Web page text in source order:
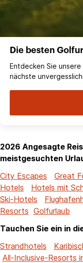
Die besten
Entdecken Sie
nächste
2026 Angesagte
meistgesuchten
City Escapes
Great
Hotels
Hotels mit
Ski-Hotels
Resorts Golfurlaub
Tauchen Sie ein in
Strandhotels
All-Inclusive-Resorts